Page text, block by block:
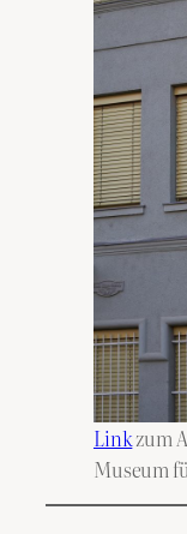
Linkzum
Museum